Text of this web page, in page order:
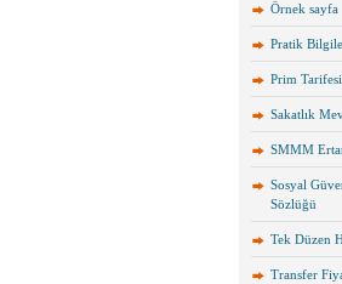
Örnek sayfa
Pratik
Prim
Sakatlık
SMMM
Sosyal
Sözlüğü
Tek Düzen
Transfer